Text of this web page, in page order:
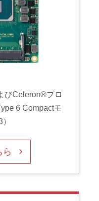
びCeleron®プロ
6 Compactモ
ら